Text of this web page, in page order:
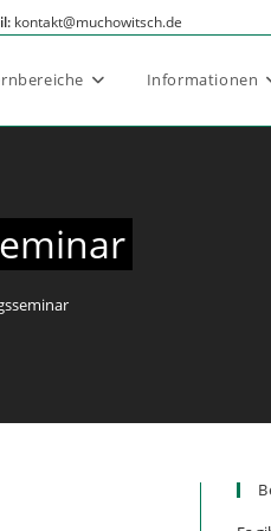
kontakt@muchowitsch.de
Informationen